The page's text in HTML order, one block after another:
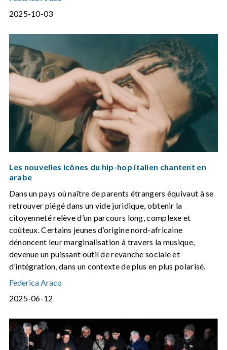
2025-10-03
Les nouvelles icônes du hip-hop italien chantent en
arabe
Dans un pays où naître de parents étrangers équivaut à se
retrouver piégé dans un vide juridique, obtenir la
citoyenneté relève d’un parcours long, complexe et
coûteux. Certains jeunes d’origine nord-africaine
dénoncent leur marginalisation à travers la musique,
devenue un puissant outil de revanche sociale et
d’intégration, dans un contexte de plus en plus polarisé.
Federica Araco
2025-06-12